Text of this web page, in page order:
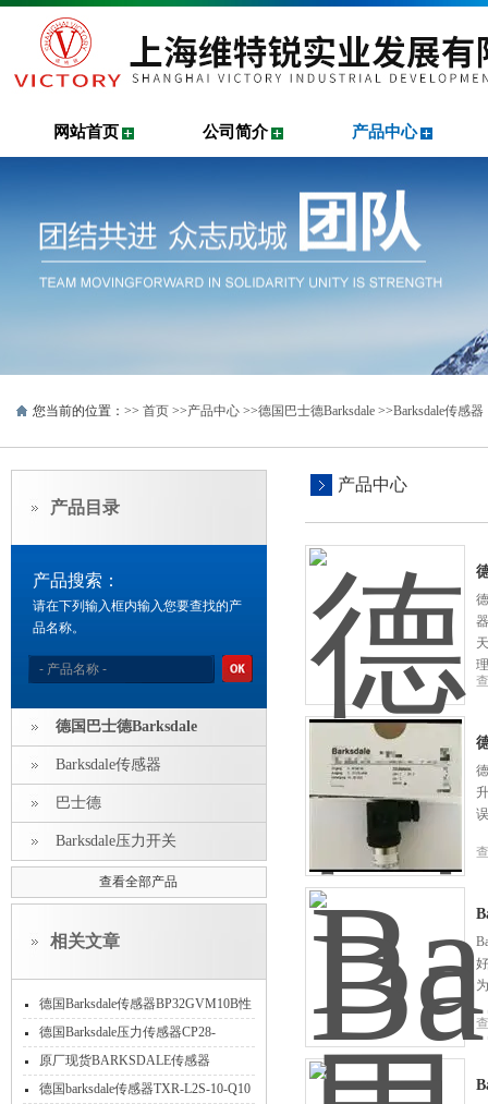
网站首页 公司简介 产品中心
您当前的位置：>> 首页 >>产品中心 >>德国巴士德Barksdale >>Barksdale传感器
产品目录
产品搜索：
请在下列输入框内输入您要查找的产
品名称。
德国巴士德Barksdale
Barksdale传感器
巴士德
Barksdale压力开关
查看全部产品
相关文章
德国Barksdale传感器BP32GVM10B性
能
德国Barksdale压力传感器CP28-
0604012工作原理
原厂现货BARKSDALE传感器
BPS32GVM0400B+4012
德国barksdale传感器TXR-L2S-10-Q10
产品中心